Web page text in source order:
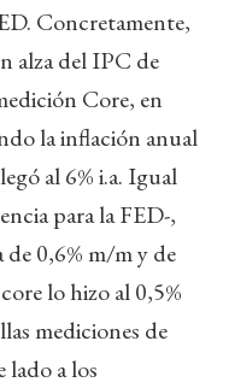
Concretamente,
alza del IPC de
Core, en
la inflación anual
al 6% i.a. Igual
para la FED-,
0,6% m/m y de
lo hizo al 0,5%
mediciones de
lado a los